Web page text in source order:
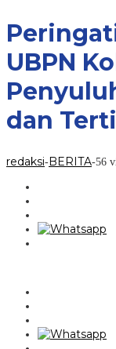
UBPN
dan
redaksi-BERITA-56